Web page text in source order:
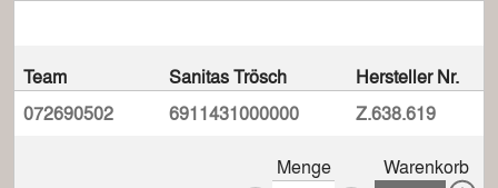
Team Sanitas Trösch
Hersteller Nr.
072690502
6911431000000 Z.638.619
Menge Warenkorb